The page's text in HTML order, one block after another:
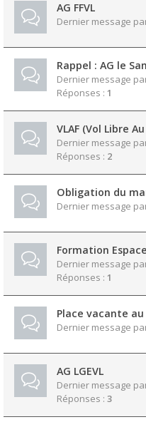
AG FFVL
Dernier message
Rappel : AG le
Dernier message
Réponses : 1
VLAF (Vol Libre
Dernier message
Réponses : 2
Obligation du
Dernier message
Formation
Dernier message
Réponses : 1
Place vacante
Dernier message
AG LGEVL
Dernier message
Réponses : 3